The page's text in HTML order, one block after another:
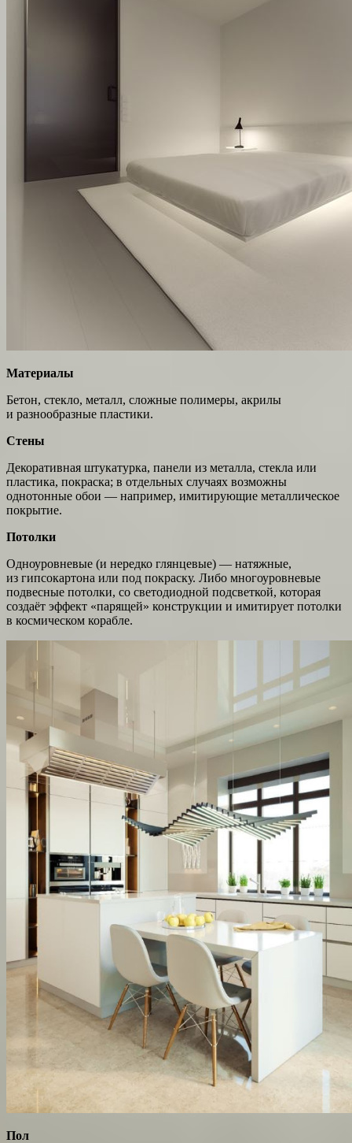
Материалы
Бетон, стекло, металл, сложные полимеры, акрилы
и разнообразные пластики.
Стены
Декоративная штукатурка, панели из металла, стекла или
пластика, покраска; в отдельных случаях возможны
однотонные обои — например, имитирующие металлическое
покрытие.
Потолки
Одноуровневые (и нередко глянцевые) — натяжные,
из гипсокартона или под покраску. Либо многоуровневые
подвесные потолки, со светодиодной подсветкой, которая
создаёт эффект «парящей» конструкции и имитирует потолки
в космическом корабле.
Пол